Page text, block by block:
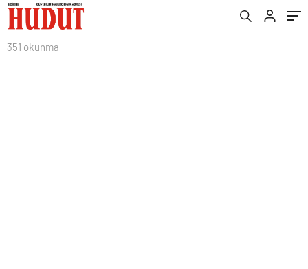
351 okunma